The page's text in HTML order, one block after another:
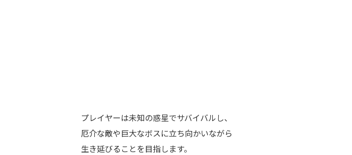
プレイヤーは未知の惑星でサバイバルし、
厄介な敵や巨大なボスに立ち向かいながら
生き延びることを目指します。